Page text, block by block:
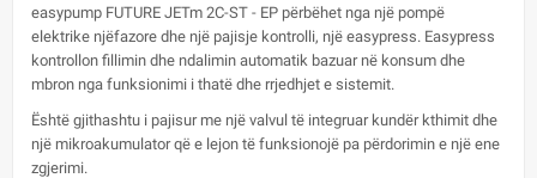
easypump FUTURE JETm 2C-ST - EP përbëhet nga një pompë
elektrike njëfazore dhe një pajisje kontrolli, një easypress. Easypress
kontrollon fillimin dhe ndalimin automatik bazuar në konsum dhe
mbron nga funksionimi i thatë dhe rrjedhjet e sistemit.
Është gjithashtu i pajisur me një valvul të integruar kundër kthimit dhe
një mikroakumulator që e lejon të funksionojë pa përdorimin e një ene
zgjerimi.